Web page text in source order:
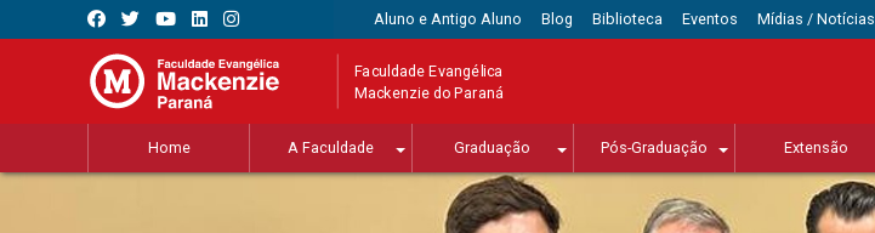
Aluno e Antigo Aluno Blog Biblioteca Eventos Mídias / Notícias
Faculdade Evangélica
Mackenzie do Paraná
Home A Faculdade Graduação Pós-Graduação Extensão